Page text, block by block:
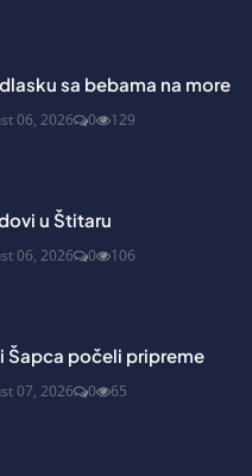
sa bebama na more
06, 2026 0 129
u Štitaru
06, 2026 0 106
Šapca počeli pripreme
07, 2026 0 65